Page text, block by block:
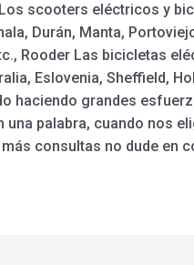
scooters eléctricos y
Durán, Manta,
Rooder Las bicicletas
Eslovenia, Sheffield,
haciendo grandes
palabra, cuando nos
consultas no dude en